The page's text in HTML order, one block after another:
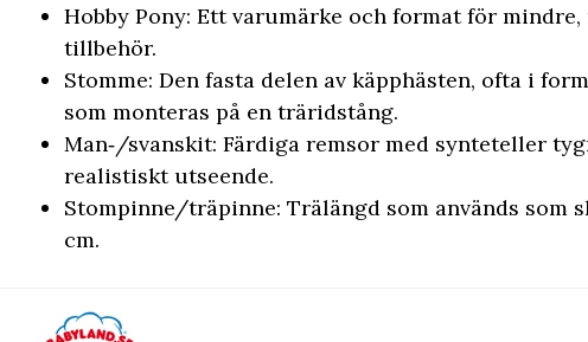
Hobby Pony: Ett varumärke och format för
tillbehör.
Stomme: Den fasta delen av käpphästen, ofta i
som monteras på en träridstång.
Man‑/svanskit: Färdiga remsor med synteteller
realistiskt utseende.
Stompinne/träpinne: Trälängd som används som
cm.